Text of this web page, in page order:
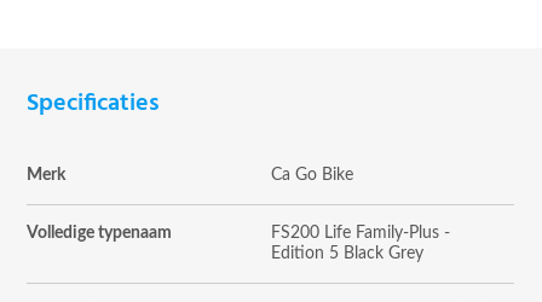
Specificaties
Merk Ca Go Bike
Volledige typenaam
FS200 Life Family-Plus -
Edition 5 Black Grey